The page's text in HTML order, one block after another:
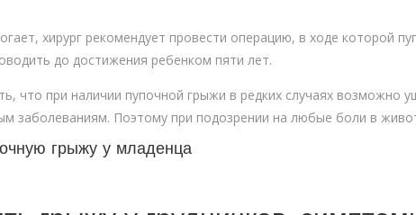
хирург рекомендует провести операцию, в ходе которой
до достижения ребенком пяти лет.
что при наличии пупочной грыжи в редких случаях возможно
заболеваниям. Поэтому при подозрении на любые боли в
грыжу у младенца